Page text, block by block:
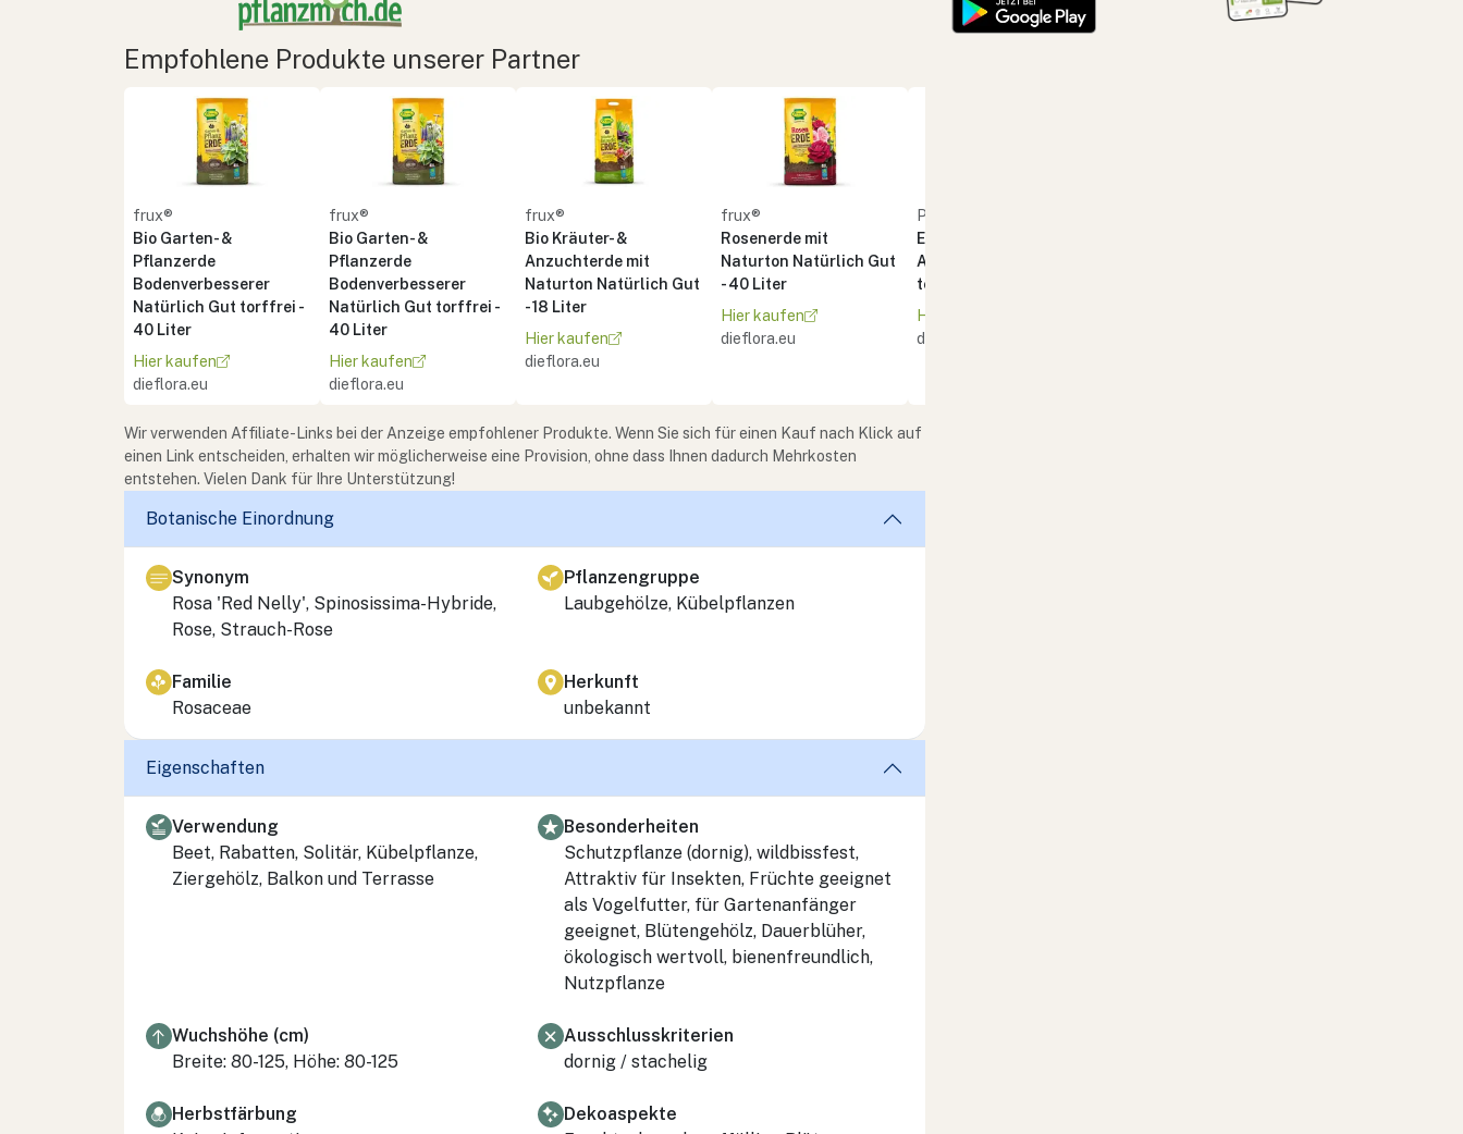
Empfohlene Produkte unserer Partner
frux®
Bio Garten- &
Pflanzerde
Bodenverbesserer
Natürlich Gut torffrei -
40 Liter
Hier kaufen
dieflora.eu
frux®
Bio Garten- &
Pflanzerde
Bodenverbesserer
Natürlich Gut torffrei -
40 Liter
Hier kaufen
dieflora.eu
frux®
Bio Kräuter- &
Anzuchterde mit
Naturton Natürlich Gut
- 18 Liter
Hier kaufen
dieflora.eu
frux®
Rosenerde mit
Naturton Natürlich Gut
- 40 Liter
Hier kaufen
dieflora.eu
PATZER NATUR
Erde BIO für Kräuter
Anzucht & Aussaat
torffrei - 5 Liter
Hier kaufen
dieflora.eu
Wir verwenden Affiliate-Links bei der Anzeige empfohlener Produkte. Wenn Sie sich für einen Kauf nach Klick auf
einen Link entscheiden, erhalten wir möglicherweise eine Provision, ohne dass Ihnen dadurch Mehrkosten
entstehen. Vielen Dank für Ihre Unterstützung!
Botanische Einordnung
Synonym
Rosa 'Red Nelly', Spinosissima-Hybride,
Rose, Strauch-Rose
Pflanzengruppe
Laubgehölze, Kübelpflanzen
Familie
Rosaceae
Herkunft
unbekannt
Eigenschaften
Verwendung
Beet, Rabatten, Solitär, Kübelpflanze,
Ziergehölz, Balkon und Terrasse
Besonderheiten
Schutzpflanze (dornig), wildbissfest,
Attraktiv für Insekten, Früchte geeignet
als Vogelfutter, für Gartenanfänger
geeignet, Blütengehölz, Dauerblüher,
ökologisch wertvoll, bienenfreundlich,
Nutzpflanze
Wuchshöhe (cm)
Breite: 80-125, Höhe: 80-125
Ausschlusskriterien
dornig / stachelig
Herbstfärbung
Dekoaspekte